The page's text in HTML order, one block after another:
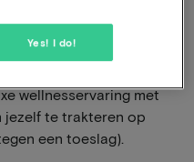
alles wat je nodig
weg. Het
wellnesservaring met
jezelf te trakteren op
een toeslag).
Yes! I do!